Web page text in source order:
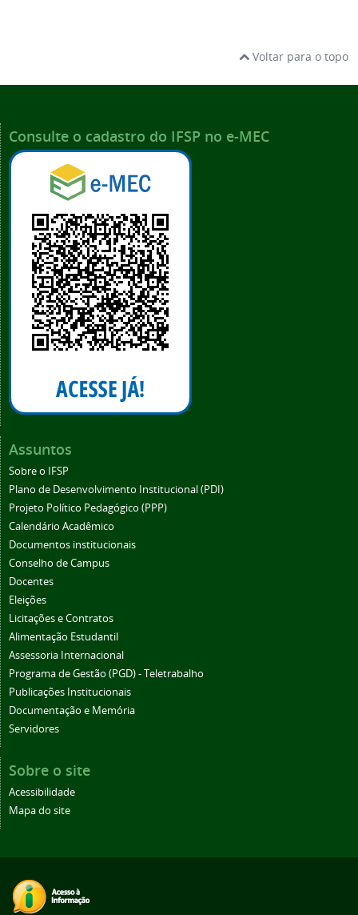
Voltar para o topo
Consulte o cadastro do IFSP no e-MEC
Assuntos
Sobre o IFSP
Plano de Desenvolvimento Institucional (PDI)
Projeto Político Pedagógico (PPP)
Calendário Acadêmico
Documentos institucionais
Conselho de Campus
Docentes
Eleições
Licitações e Contratos
Alimentação Estudantil
Assessoria Internacional
Programa de Gestão (PGD) - Teletrabalho
Publicações Institucionais
Documentação e Memória
Servidores
Sobre o site
Acessibilidade
Mapa do site